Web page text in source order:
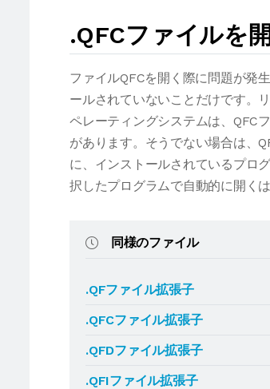
.QFCファイルを
ファイルQFCを開く際に問題が発
ールされていないことだけです。
ペレーティングシステムは、QFC
があります。そうでない場合は、
に、インストールされているプロ
択したプログラムで自動的に開くは
同様のファイル
.QFファイル拡張子
.QFCファイル拡張子
.QFDファイル拡張子
.QFIファイル拡張子